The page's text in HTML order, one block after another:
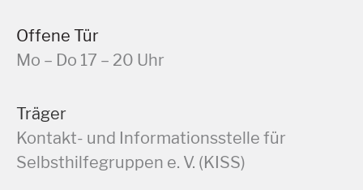
Offene Tür
Mo – Do 17 – 20 Uhr
Träger
Kontakt- und Informationsstelle für
Selbsthilfegruppen e. V. (KISS)